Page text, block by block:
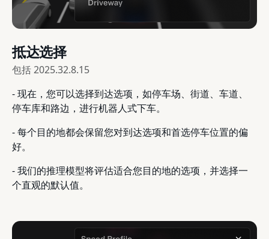
抵达选择
包括2025.32.8.15
- 现在，您可以选择到达选项，如停车场、街道、车道、
停车库和路边，进行机器人式下车。
- 每个目的地都会保留您对到达选项和首选停车位置的偏
好。
- 我们的推理模型将评估适合您目的地的选项，并选择一
个直观的默认值。